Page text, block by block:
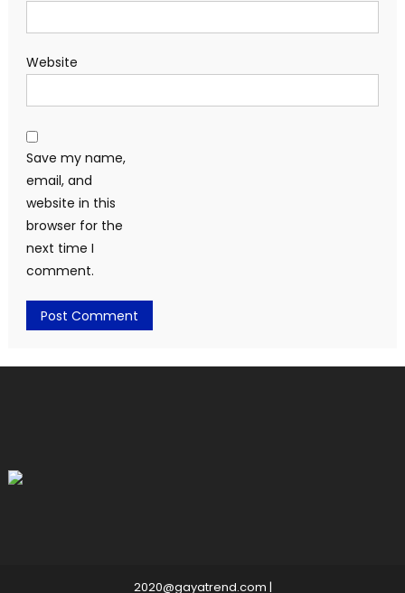
Website
Save my name,
email, and
website in this
browser for the
next time I
comment.
2020@gayatrend.com |